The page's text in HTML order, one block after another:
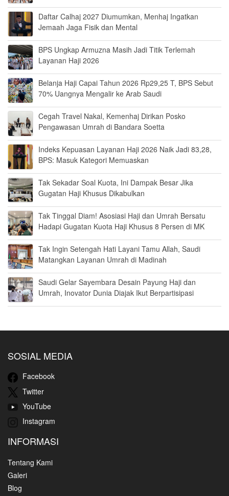
Daftar Calhaj 2027 Diumumkan, Menhaj Ingatkan
Jemaah Jaga Fisik dan Mental
BPS Ungkap Armuzna Masih Jadi Titik Terlemah
Layanan Haji 2026
Belanja Haji Capai Tahun 2026 Rp29,25 T, BPS Sebut
70% Uangnya Mengalir ke Arab Saudi
Cegah Travel Nakal, Kemenhaj Dirikan Posko
Pengawasan Umrah di Bandara Soetta
Indeks Kepuasan Layanan Haji 2026 Naik Jadi 83,28,
BPS: Masuk Kategori Memuaskan
Tak Sekadar Soal Kuota, Ini Dampak Besar Jika
Gugatan Haji Khusus Dikabulkan
Tak Tinggal Diam! Asosiasi Haji dan Umrah Bersatu
Hadapi Gugatan Kuota Haji Khusus 8 Persen di MK
Tak Ingin Setengah Hati Layani Tamu Allah, Saudi
Matangkan Layanan Umrah di Madinah
Saudi Gelar Sayembara Desain Payung Haji dan
Umrah, Inovator Dunia Diajak Ikut Berpartisipasi
SOSIAL MEDIA
Facebook
Twitter
YouTube
Instagram
INFORMASI
Tentang Kami
Galeri
Blog